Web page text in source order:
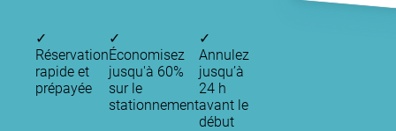
✓
Réservation
rapide et
prépayée
✓
Économisez
jusqu'à 60%
sur le
stationnement
✓
Annulez
jusqu’à
24 h
avant le
début